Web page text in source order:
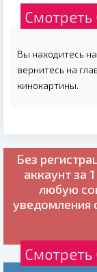
Смотреть
Вы находитесь
вернитесь на
кинокартины.
Без
аккаунт за
любую
уведомления
Смотреть